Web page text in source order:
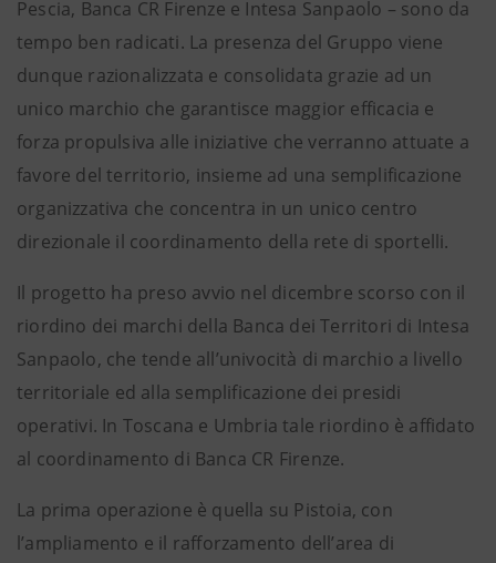
Pescia, Banca CR Firenze e Intesa Sanpaolo – sono da
tempo ben radicati. La presenza del Gruppo viene
dunque razionalizzata e consolidata grazie ad un
unico marchio che garantisce maggior efficacia e
forza propulsiva alle iniziative che verranno attuate a
favore del territorio, insieme ad una semplificazione
organizzativa che concentra in un unico centro
direzionale il coordinamento della rete di sportelli.
Il progetto ha preso avvio nel dicembre scorso con il
riordino dei marchi della Banca dei Territori di Intesa
Sanpaolo, che tende all’univocità di marchio a livello
territoriale ed alla semplificazione dei presidi
operativi. In Toscana e Umbria tale riordino è affidato
al coordinamento di Banca CR Firenze.
La prima operazione è quella su Pistoia, con
l’ampliamento e il rafforzamento dell’area di